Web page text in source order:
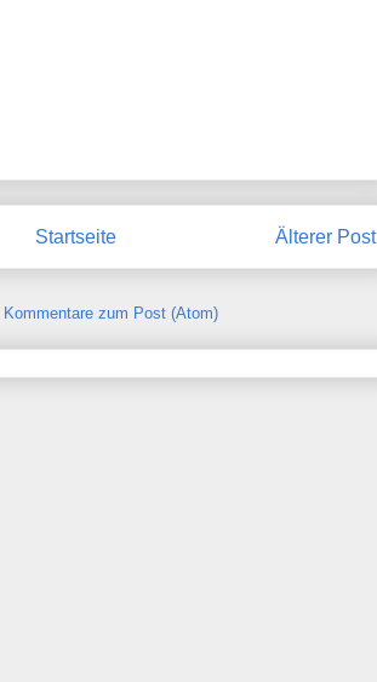
Älterer Post
Startseite
Kommentare zum Post (Atom)